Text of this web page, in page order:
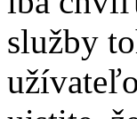
služby